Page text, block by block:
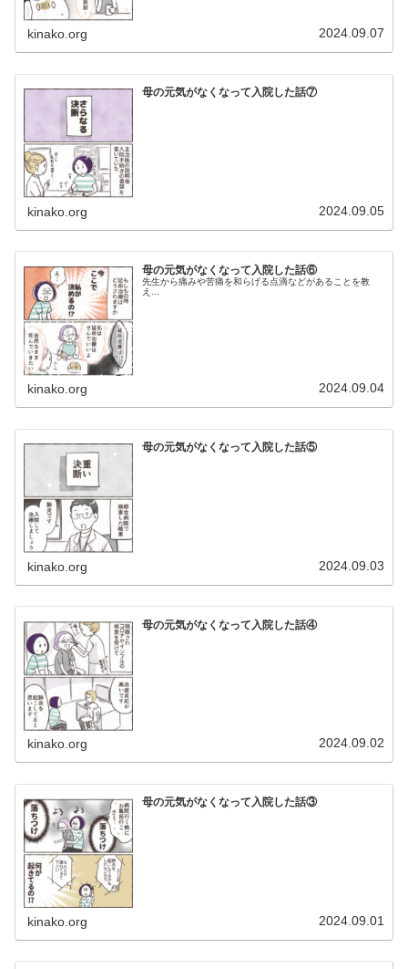
kinako.org 2024.09.07
母の元気がなくなって入院した話⑦
kinako.org 2024.09.05
母の元気がなくなって入院した話⑥
先生から痛みや苦痛を和らげる点滴などがあることを教
え...
kinako.org 2024.09.04
母の元気がなくなって入院した話⑤
kinako.org 2024.09.03
母の元気がなくなって入院した話④
kinako.org 2024.09.02
母の元気がなくなって入院した話③
kinako.org 2024.09.01